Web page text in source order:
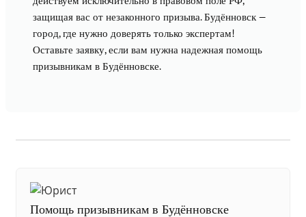
защищая вас от незаконного призыва. Будённовск —
город, где нужно доверять только экспертам!
Оставьте заявку, если вам нужна надежная помощь
призывникам в Будённовске.
Помощь призывникам в Будённовске